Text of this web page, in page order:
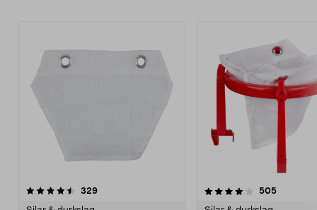
329recensioner
4.0 av 5 stjärnor 505
4.5 av 5 stjärnor